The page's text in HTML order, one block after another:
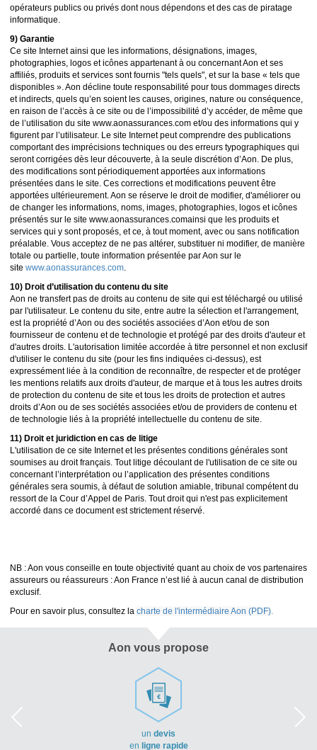
opérateurs publics ou privés dont nous dépendons et des cas de piratage
informatique.
9) Garantie
Ce site Internet ainsi que les informations, désignations, images,
photographies, logos et icônes appartenant à ou concernant Aon et ses
affiliés, produits et services sont fournis "tels quels", et sur la base « tels que
disponibles ». Aon décline toute responsabilité pour tous dommages directs
et indirects, quels qu’en soient les causes, origines, nature ou conséquence,
en raison de l’accès à ce site ou de l’impossibilité d’y accéder, de même que
de l’utilisation du site www.aonassurances.com et/ou des informations qui y
figurent par l’utilisateur. Le site Internet peut comprendre des publications
comportant des imprécisions techniques ou des erreurs typographiques qui
seront corrigées dès leur découverte, à la seule discrétion d’Aon. De plus,
des modifications sont périodiquement apportées aux informations
présentées dans le site. Ces corrections et modifications peuvent être
apportées ultérieurement. Aon se réserve le droit de modifier, d'améliorer ou
de changer les informations, noms, images, photographies, logos et icônes
présentés sur le site www.aonassurances.comainsi que les produits et
services qui y sont proposés, et ce, à tout moment, avec ou sans notification
préalable. Vous acceptez de ne pas altérer, substituer ni modifier, de manière
totale ou partielle, toute information présentée par Aon sur le
site www.aonassurances.com.
10) Droit d’utilisation du contenu du site
Aon ne transfert pas de droits au contenu de site qui est téléchargé ou utilisé
par l'utilisateur. Le contenu du site, entre autre la sélection et l'arrangement,
est la propriété d’Aon ou des sociétés associées d’Aon et/ou de son
fournisseur de contenu et de technologie et protégé par des droits d'auteur et
d'autres droits. L'autorisation limitée accordée à titre personnel et non exclusif
d'utiliser le contenu du site (pour les fins indiquées ci-dessus), est
expressément liée à la condition de reconnaître, de respecter et de protéger
les mentions relatifs aux droits d'auteur, de marque et à tous les autres droits
de protection du contenu de site et tous les droits de protection et autres
droits d’Aon ou de ses sociétés associées et/ou de providers de contenu et
de technologie liés à la propriété intellectuelle du contenu de site.
11) Droit et juridiction en cas de litige
L'utilisation de ce site Internet et les présentes conditions générales sont
soumises au droit français. Tout litige découlant de l'utilisation de ce site ou
concernant l’interprétation ou l’application des présentes conditions
générales sera soumis, à défaut de solution amiable, tribunal compétent du
ressort de la Cour d’Appel de Paris. Tout droit qui n'est pas explicitement
accordé dans ce document est strictement réservé.
NB : Aon vous conseille en toute objectivité quant au choix de vos partenaires
assureurs ou réassureurs : Aon France n’est lié à aucun canal de distribution
exclusif.
Pour en savoir plus, consultez la charte de l'intermédiaire Aon (PDF).
Aon vous propose
un devis
en ligne rapide